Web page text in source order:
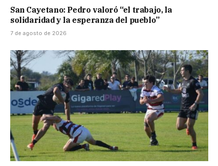
San Cayetano: Pedro valoró “el trabajo, la
solidaridad y la esperanza del pueblo”
7 de agosto de 2026